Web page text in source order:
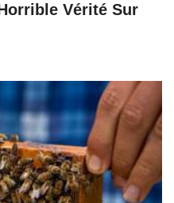
Vérité Sur